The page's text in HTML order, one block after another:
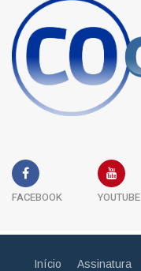
FACEBOOK YOUTUBE
Início Assinatura